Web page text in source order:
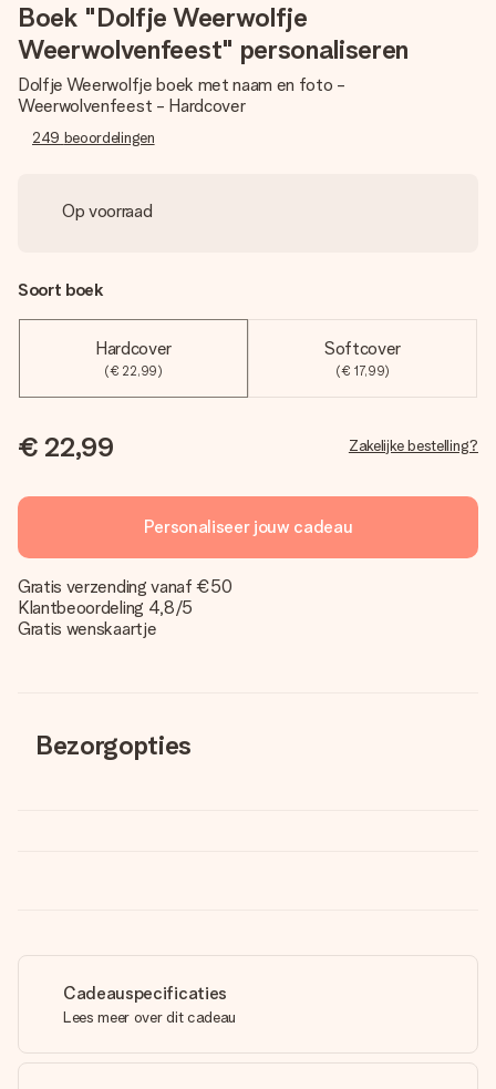
Boek "Dolfje Weerwolfje
Weerwolvenfeest" personaliseren
Dolfje Weerwolfje boek met naam en foto -
Weerwolvenfeest - Hardcover
249 beoordelingen
Op voorraad
Soort boek
Hardcover
(€ 22,99)
Softcover
(€ 17,99)
€ 22,99 Zakelijke bestelling?
Personaliseer jouw cadeau
Gratis verzending vanaf €50
Klantbeoordeling 4,8/5
Gratis wenskaartje
Bezorgopties
Cadeauspecificaties
Lees meer over dit cadeau